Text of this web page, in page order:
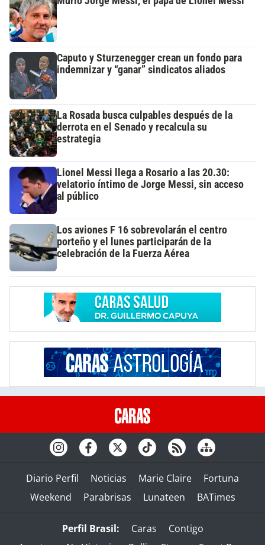
Caputo y Sturzenegger crean un fondo para
indemnizar y “ganar” sindicatos aliados
La Rosada busca culpables después de la
derrota en el Senado y recalcula su
estrategia
Lionel Messi llega a Rosario a las 20.30:
velatorio íntimo de Jorge Messi, sin acceso
al público
Los aviones F 16 sobrevolarán el centro
porteño y el lunes participarán de la
celebración de la Fuerza Aérea
Diario Perfil Noticias Marie Claire
Fortuna
Weekend
Parabrisas Lunateen BATimes
Perfil Brasil: Caras
Contigo